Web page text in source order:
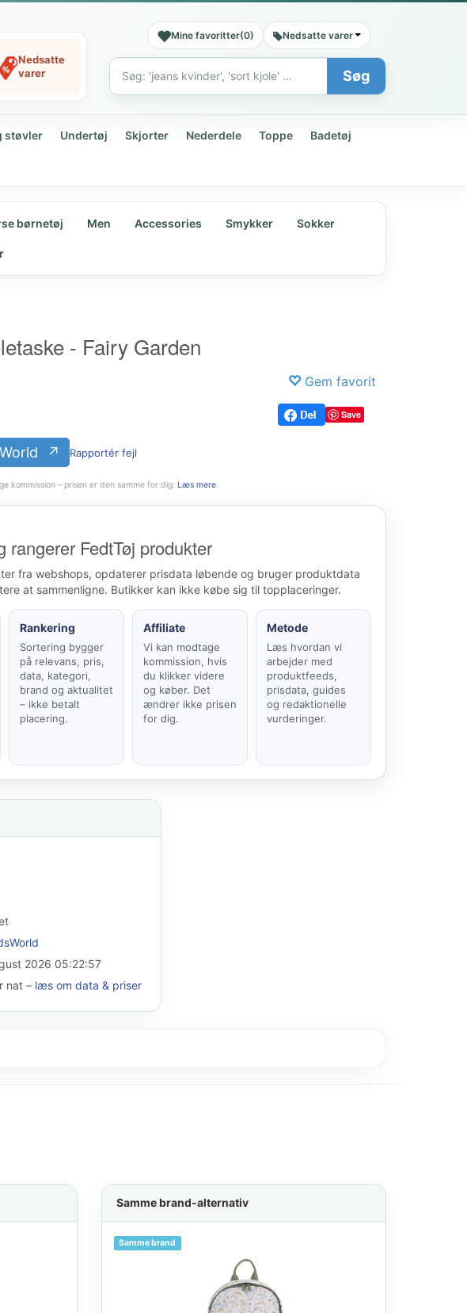
Nedsatte
varer
Mine favoritter(0) Nedsatte varer
Søg
Søg
støvler Undertøj Skjorter Nederdele Toppe Badetøj
børnetøj Men Accessories Smykker Sokker
- Fairy Garden
Gem favorit
Save
Rapportér fejl
kommission – prisen er den samme for dig. Læs mere.
rangerer FedtTøj produkter
fra webshops, opdaterer prisdata løbende og bruger produktdata
at sammenligne. Butikker kan ikke købe sig til topplaceringer.
Rankering
Sortering bygger
på relevans, pris,
data, kategori,
brand og aktualitet
– ikke betalt
placering.
Affiliate
Vi kan modtage
kommission, hvis
du klikker videre
og køber. Det
ændrer ikke prisen
for dig.
Metode
Læs hvordan vi
arbejder med
produktfeeds,
prisdata, guides
og redaktionelle
vurderinger.
2026 05:22:57
nat – læs om data & priser
Samme brand-alternativ
Samme brand